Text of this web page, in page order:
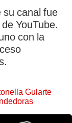
su canal fue
YouTube.
con la
Gularte